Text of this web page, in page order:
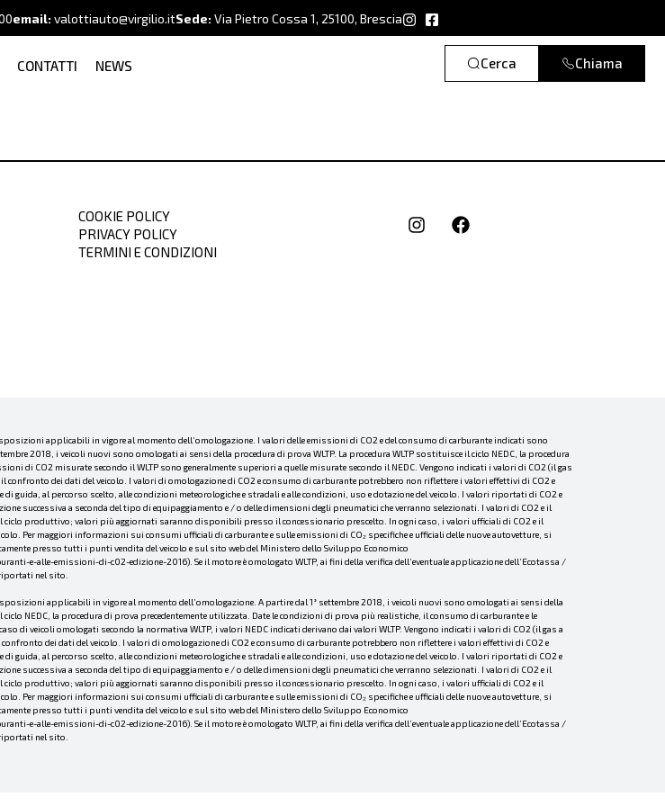
email:valottiauto@virgilio.itSede:Via Pietro Cossa 1, 25100, Brescia
CONTATTI NEWS Cerca Chiama
COOKIE POLICY
PRIVACY POLICY
TERMINI E CONDIZIONI
applicabili in vigore al momento dell’omologazione. I valori delle emissioni di CO2 e del consumo di carburante indicati sono
2018, i veicoli nuovi sono omologati ai sensi della procedura di prova WLTP. La procedura WLTP sostituisce il ciclo NEDC, la procedura
di CO2 misurate secondo il WLTP sono generalmente superiori a quelle misurate secondo il NEDC. Vengono indicati i valori di CO2 (il gas
dei dati del veicolo. I valori di omologazione di CO2 e consumo di carburante potrebbero non riflettere i valori effettivi di CO2 e
al percorso scelto, alle condizioni meteorologiche e stradali e alle condizioni, uso e dotazione del veicolo. I valori riportati di CO2 e
successiva a seconda del tipo di equipaggiamento e / o delle dimensioni degli pneumatici che verranno selezionati. I valori di CO2 e il
produttivo; valori più aggiornati saranno disponibili presso il concessionario prescelto. In ogni caso, i valori ufficiali di CO2 e il
Per maggiori informazioni sui consumi ufficiali di carburante e sulle emissioni di CO₂ specifiche e ufficiali delle nuove autovetture, si
presso tutti i punti vendita del veicolo e sul sito web del Ministero dello Sviluppo Economico
alle-emissioni-di-c02-edizione-2016). Se il motore è omologato WLTP, ai fini della verifica dell’eventuale applicazione dell’Ecotassa /
nel sito.
applicabili in vigore al momento dell’omologazione. A partire dal 1° settembre 2018, i veicoli nuovi sono omologati ai sensi della
NEDC, la procedura di prova precedentemente utilizzata. Date le condizioni di prova più realistiche, il consumo di carburante e le
di veicoli omologati secondo la normativa WLTP, i valori NEDC indicati derivano dai valori WLTP. Vengono indicati i valori di CO2 (il gas a
dei dati del veicolo. I valori di omologazione di CO2 e consumo di carburante potrebbero non riflettere i valori effettivi di CO2 e
al percorso scelto, alle condizioni meteorologiche e stradali e alle condizioni, uso e dotazione del veicolo. I valori riportati di CO2 e
successiva a seconda del tipo di equipaggiamento e / o delle dimensioni degli pneumatici che verranno selezionati. I valori di CO2 e il
produttivo; valori più aggiornati saranno disponibili presso il concessionario prescelto. In ogni caso, i valori ufficiali di CO2 e il
Per maggiori informazioni sui consumi ufficiali di carburante e sulle emissioni di CO₂ specifiche e ufficiali delle nuove autovetture, si
presso tutti i punti vendita del veicolo e sul sito web del Ministero dello Sviluppo Economico
alle-emissioni-di-c02-edizione-2016). Se il motore è omologato WLTP, ai fini della verifica dell’eventuale applicazione dell’Ecotassa /
nel sito.